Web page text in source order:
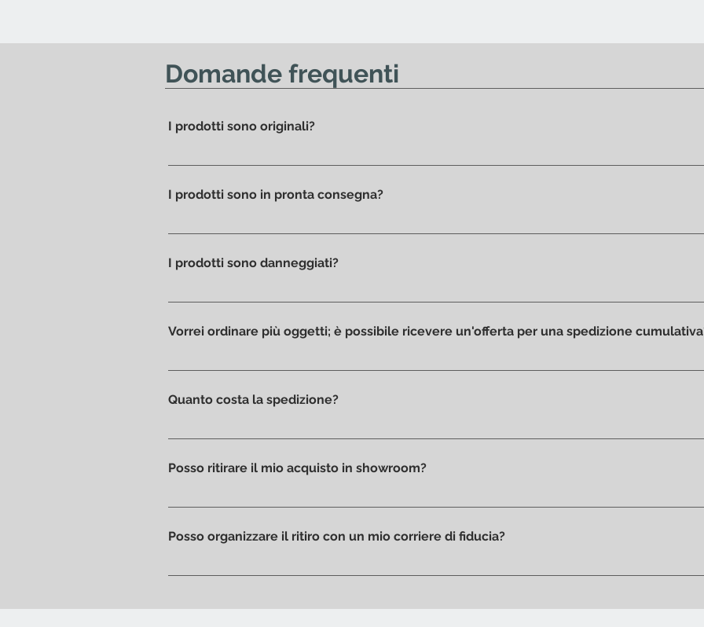
I prodotti sono originali?
Si, da sempre proponiamo solo prodotti 100% originali.
I prodotti sono in pronta consegna?
Tutti i prodotti sono disponibili in showroom ed in pronta consegna.
I prodotti sono danneggiati?
Ci piace prenderci cura dei prodotti che abbiamo in esposizione ed è per questo motivo
Vorrei ordinare più oggetti; è possibile ricevere un'offerta per una spedizione
Assolutamente si: seleziona gli elementi che desideri acquistare e contattaci via mail o
Quanto costa la spedizione?
I costi di spedizione sono calcolati al check-out, prima della conferma d'acquisto, in base
Posso ritirare il mio acquisto in showroom?
Certamente, se preferisci potrai ritirare il tuo acquisto personalmente. Sarà nostra cura
Posso organizzare il ritiro con un mio corriere di fiducia?
Si; se vuoi organizzare il passaggio di un corriere di tua fiducia sarà nostra cura fornirti la
Domande frequenti